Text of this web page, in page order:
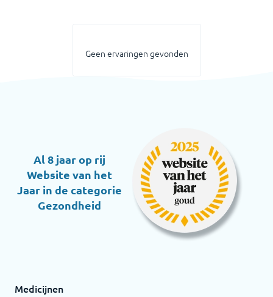
Geen ervaringen gevonden
Al 8 jaar op rij
Website van het
Jaar in de categorie
Gezondheid
Medicijnen